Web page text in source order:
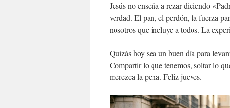
Jesús no enseña a rezar diciendo
verdad. El pan, el perdón, la fuerza
nosotros que incluye a todos. La
Quizás hoy sea un buen día para
Compartir lo que tenemos, soltar lo
merezca la pena. Feliz jueves.